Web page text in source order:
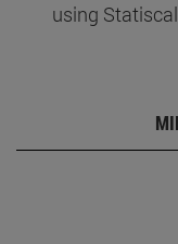
using